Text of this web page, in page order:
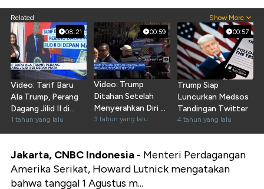
Related Show More
08:21
Video: Tarif Baru
Ala Trump, Perang
Dagang Jilid II di
Depan Mata
1 tahun yang lalu
00:59
Video: Trump
Ditahan Setelah
Menyerahkan Diri &
Ikuti Sidang
3 tahun yang lalu
00:57
Trump Siap
Luncurkan Medsos
Tandingan Twitter
4 tahun yang lalu
Jakarta, CNBC Indonesia - Menteri Perdagangan
Amerika Serikat, Howard Lutnick mengatakan
bahwa tanggal 1 Agustus m...